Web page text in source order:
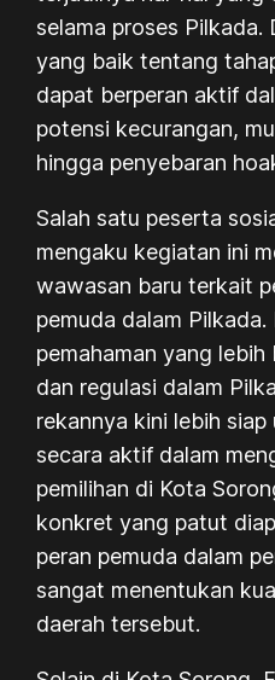
selama proses Pilkada.
yang baik tentang
dapat berperan aktif
potensi kecurangan,
hingga penyebaran
Salah satu peserta
mengaku kegiatan ini
wawasan baru terkait
pemuda dalam
pemahaman yang
dan regulasi dalam
rekannya kini lebih
secara aktif dalam
pemilihan di Kota
konkret yang patut
peran pemuda dalam
sangat menentukan
daerah tersebut.